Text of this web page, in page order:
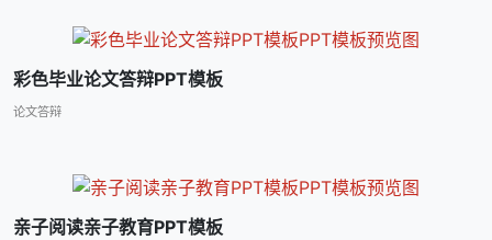
彩色毕业论文答辩PPT模板
论文答辩
亲子阅读亲子教育PPT模板